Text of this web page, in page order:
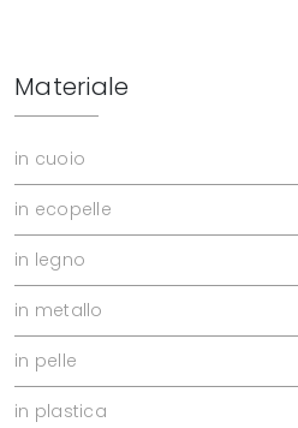
Materiale
in cuoio
in ecopelle
in legno
in metallo
in pelle
in plastica